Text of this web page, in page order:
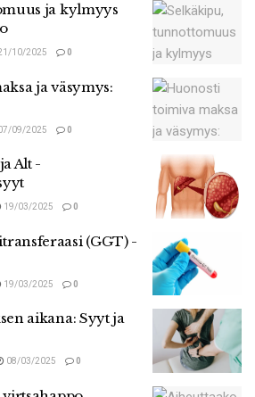
ja kylmyys
10/2025 0
ja väsymys:
09/2025 0
Alt -
19/03/2025 0
(GGT) -
19/03/2025 0
aikana: Syyt ja
08/03/2025 0